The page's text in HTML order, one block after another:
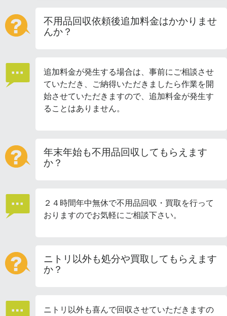
不用品回収依頼後追加料金はかかりませ
んか？
追加料金が発生する場合は、事前にご相談させ
ていただき、ご納得いただきましたら作業を開
始させていただきますので、追加料金が発生す
ることはありません。
年末年始も不用品回収してもらえます
か？
２４時間年中無休で不用品回収・買取を行って
おりますのでお気軽にご相談下さい。
ニトリ以外も処分や買取してもらえます
か？
ニトリ以外も喜んで回収させていただきますの